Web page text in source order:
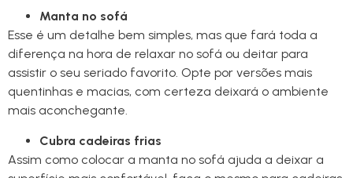
Manta no sofá
Esse é um detalhe bem simples, mas que fará toda a
diferença na hora de relaxar no sofá ou deitar para
assistir o seu seriado favorito. Opte por versões mais
quentinhas e macias, com certeza deixará o ambiente
mais aconchegante.
Cubra cadeiras frias
Assim como colocar a manta no sofá ajuda a deixar a